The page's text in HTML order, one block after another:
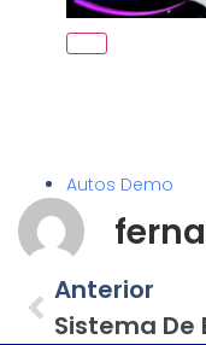
Autos Demo
Anterior